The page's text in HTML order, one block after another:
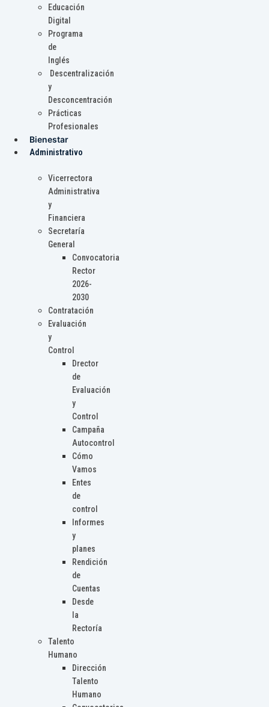
Educación
Digital
Programa
de
Inglés
Descentralización
y
Desconcentración
Prácticas
Profesionales
Bienestar
Administrativo
Vicerrectora
Administrativa
y
Financiera
Secretaría
General
Convocatoria
Rector
2026-
2030
Contratación
Evaluación
y
Control
Drector
de
Evaluación
y
Control
Campaña
Autocontrol
Cómo
Vamos
Entes
de
control
Informes
y
planes
Rendición
de
Cuentas
Desde
la
Rectoría
Talento
Humano
Dirección
Talento
Humano